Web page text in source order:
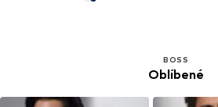
BOSS
Oblíbené